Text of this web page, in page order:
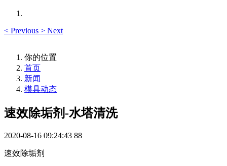
< Previous > Next
你的位置
首页
新闻
模具动态
速效除垢剂-水塔清洗
2020-08-16 09:24:43 88
速效除垢剂